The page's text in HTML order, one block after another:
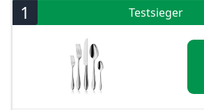
1 Testsieger